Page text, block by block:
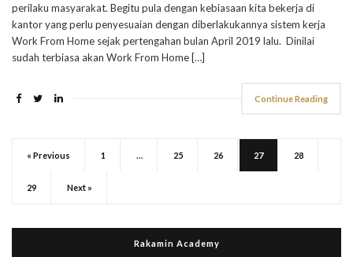
perilaku masyarakat. Begitu pula dengan kebiasaan kita bekerja di
kantor yang perlu penyesuaian dengan diberlakukannya sistem kerja
Work From Home sejak pertengahan bulan April 2019 lalu. Dinilai
sudah terbiasa akan Work From Home […]
Continue Reading
« Previous 1 25 26 27 28
29 Next »
Rakamin Academy